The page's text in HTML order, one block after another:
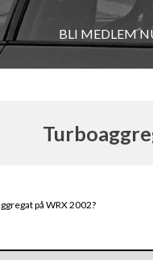
BLI MEDLEM
på WRX 2002?